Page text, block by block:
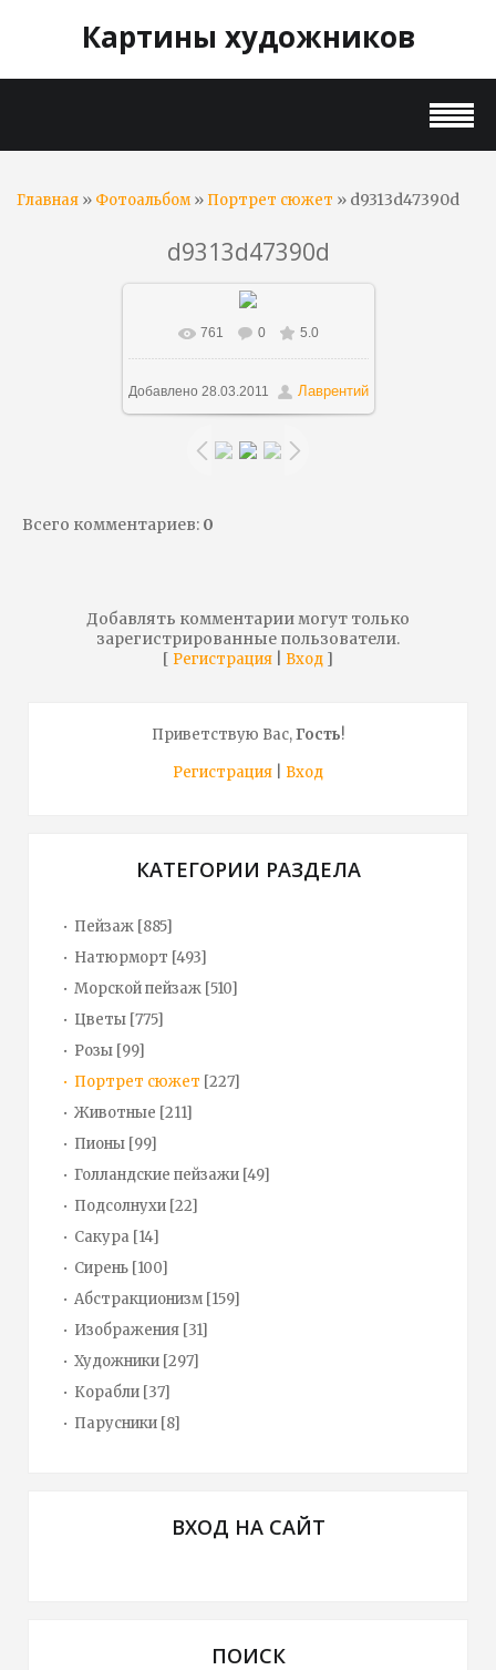
Картины художников
Главная » Фотоальбом» Портрет сюжет » d9313d47390d
d9313d47390d
В реальном размере 873x516
366.6Kb
761 0 5.0
Добавлено 28.03.2011 Лаврентий
Всего комментариев: 0
Добавлять комментарии могут только
зарегистрированные пользователи.
[ Регистрация Вход ]
Приветствую Вас,Гость!
Регистрация
Вход
КАТЕГОРИИ РАЗДЕЛА
Пейзаж [885]
Натюрморт [493]
Морской пейзаж [510]
Цветы [775]
Розы [99]
Портрет сюжет [227]
Животные [211]
Пионы [99]
Голландские пейзажи [49]
Подсолнухи [22]
Сакура [14]
Сирень [100]
Абстракционизм [159]
Изображения [31]
Художники [297]
Корабли [37]
Парусники [8]
ВХОД НА САЙТ
ПОИСК